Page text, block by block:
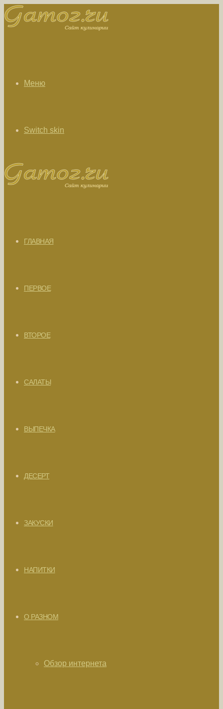
Меню
Switch skin
ГЛАВНАЯ
ПЕРВОЕ
ВТОРОЕ
САЛАТЫ
ВЫПЕЧКА
ДЕСЕРТ
ЗАКУСКИ
НАПИТКИ
О РАЗНОМ
Обзор интернета